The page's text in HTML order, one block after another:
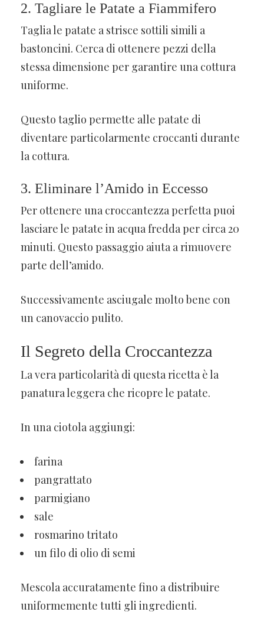
2. Tagliare le Patate a Fiammifero
Taglia le patate a strisce sottili simili a
bastoncini. Cerca di ottenere pezzi della
stessa dimensione per garantire una cottura
uniforme.
Questo taglio permette alle patate di
diventare particolarmente croccanti durante
la cottura.
3. Eliminare l’Amido in Eccesso
Per ottenere una croccantezza perfetta puoi
lasciare le patate in acqua fredda per circa 20
minuti. Questo passaggio aiuta a rimuovere
parte dell’amido.
Successivamente asciugale molto bene con
un canovaccio pulito.
Il Segreto della Croccantezza
La vera particolarità di questa ricetta è la
panatura leggera che ricopre le patate.
In una ciotola aggiungi:
farina
pangrattato
parmigiano
sale
rosmarino tritato
un filo di olio di semi
Mescola accuratamente fino a distribuire
uniformemente tutti gli ingredienti.